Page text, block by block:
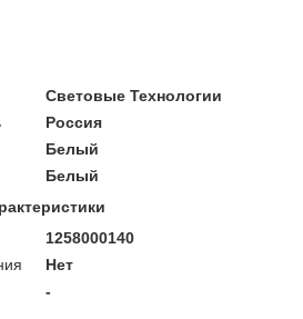
Световые Технологии
Россия
Белый
Белый
1258000140
Нет
-